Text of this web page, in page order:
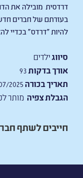
דרדסית מובילה את
בעזרתם של חברים
להיות "דרדס" בכדיי
סיווגילדים
אורך בדקות
תאריך בכורה
הגבלת צפיה מותר
חייבים לשתף